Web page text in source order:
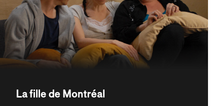
La fille de Montréal